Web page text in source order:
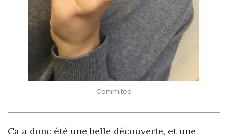
Commited
Ca a donc été une belle découverte, et une